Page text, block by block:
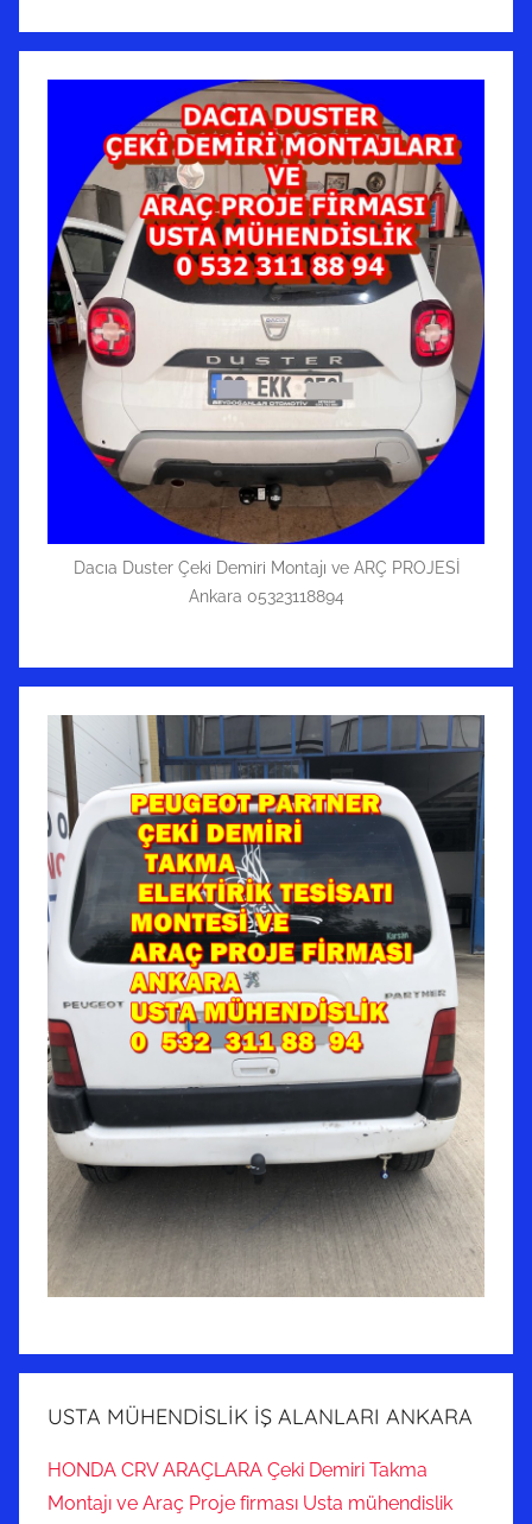
Dacıa Duster Çeki Demiri Montajı ve ARÇ PROJESİ
Ankara 05323118894
USTA MÜHENDİSLİK İŞ ALANLARI ANKARA
HONDA CRV ARAÇLARA Çeki Demiri Takma
Montajı ve Araç Proje firması Usta mühendislik